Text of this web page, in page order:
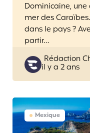
Dominicaine,
mer des
dans le pays ?
partir…
Posted
by
Rédaction
il y a 2 ans
Mexique